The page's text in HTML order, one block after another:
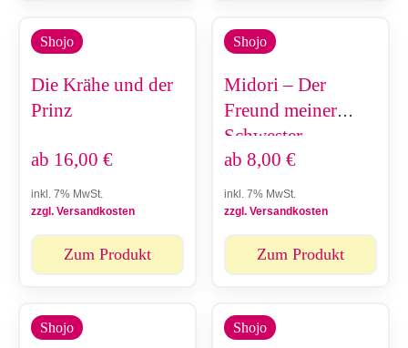
Shojo
Die Krähe und der
Prinz
ab 16,00 €
inkl. 7% MwSt.
zzgl. Versandkosten
Zum Produkt
Shojo
Midori – Der
Freund meiner
Schwester
ab 8,00 €
inkl. 7% MwSt.
zzgl. Versandkosten
Zum Produkt
Shojo Shojo